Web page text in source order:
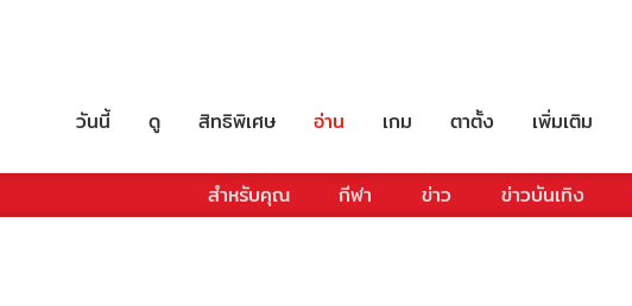
วันนี้ ดู สิทธิพิเศษ อ่าน เกม ตาตั้ง เพิ่มเติม
สำหรับคุณ กีฬา ข่าว ข่าวบันเทิง